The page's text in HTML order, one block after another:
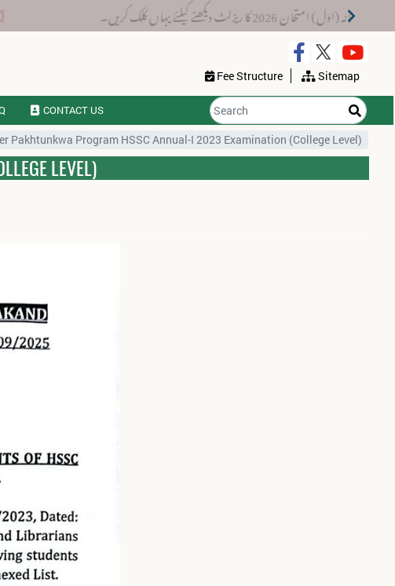
کا ریزلٹ دیکھنے کیلئے یہاں کلک کریں۔
Fee Structure Sitemap
CONTACT US
Pakhtunkwa Program HSSC Annual-I 2023 Examination (College Level)
LEVEL)